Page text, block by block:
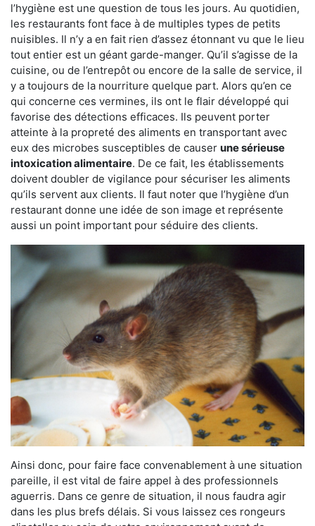
l’hygiène est une question de tous les jours. Au quotidien,
les restaurants font face à de multiples types de petits
nuisibles. Il n’y a en fait rien d’assez étonnant vu que le lieu
tout entier est un géant garde-manger. Qu’il s’agisse de la
cuisine, ou de l’entrepôt ou encore de la salle de service, il
y a toujours de la nourriture quelque part. Alors qu’en ce
qui concerne ces vermines, ils ont le flair développé qui
favorise des détections efficaces. Ils peuvent porter
atteinte à la propreté des aliments en transportant avec
eux des microbes susceptibles de causer une sérieuse
intoxication alimentaire. De ce fait, les établissements
doivent doubler de vigilance pour sécuriser les aliments
qu’ils servent aux clients. Il faut noter que l’hygiène d’un
restaurant donne une idée de son image et représente
aussi un point important pour séduire des clients.
Ainsi donc, pour faire face convenablement à une situation
pareille, il est vital de faire appel à des professionnels
aguerris. Dans ce genre de situation, il nous faudra agir
dans les plus brefs délais. Si vous laissez ces rongeurs